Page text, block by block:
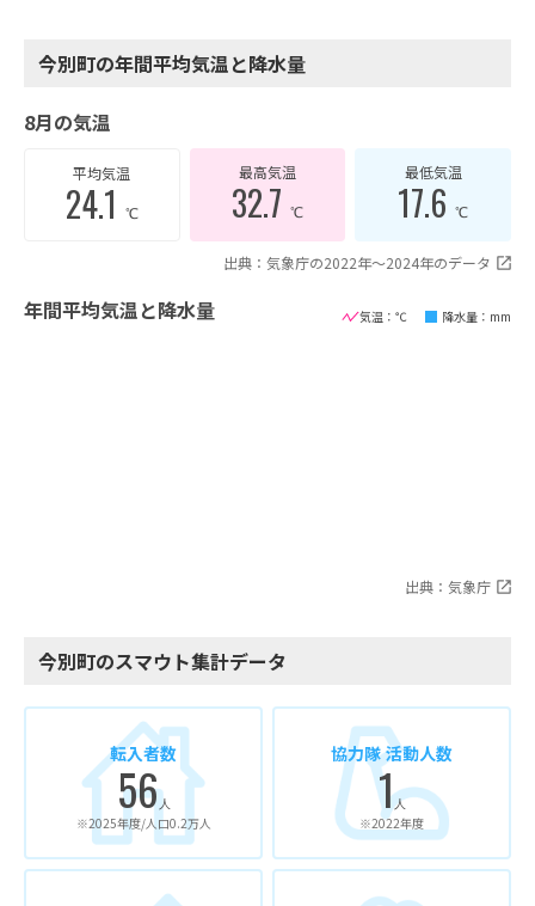
今別町の年間平均気温と降水量
8月の気温
平均気温
24.1 ℃
最高気温
32.7 ℃
最低気温
17.6℃
出典：気象庁の2022年〜2024年のデータ
年間平均気温と降水量 気温：℃ 降水量：mm
出典：気象庁
今別町のスマウト集計データ
転入者数
56人
※2025年度/人口0.2万人
協力隊 活動人数
1人
※2022年度